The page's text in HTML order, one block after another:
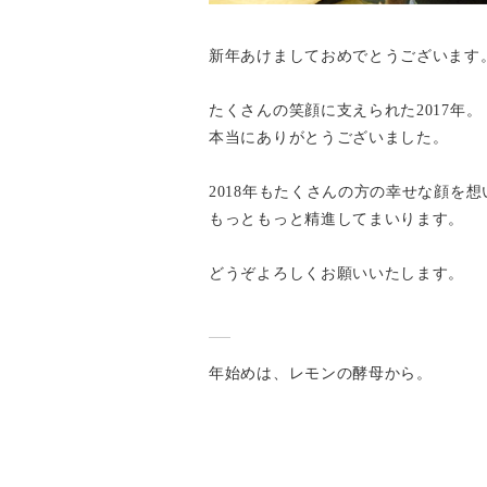
新年あけましておめでとうございます
たくさんの笑顔に支えられた2017年。
本当にありがとうございました。
2018年もたくさんの方の幸せな顔を想
もっともっと精進してまいります。
どうぞよろしくお願いいたします。
年始めは、レモンの酵母から。